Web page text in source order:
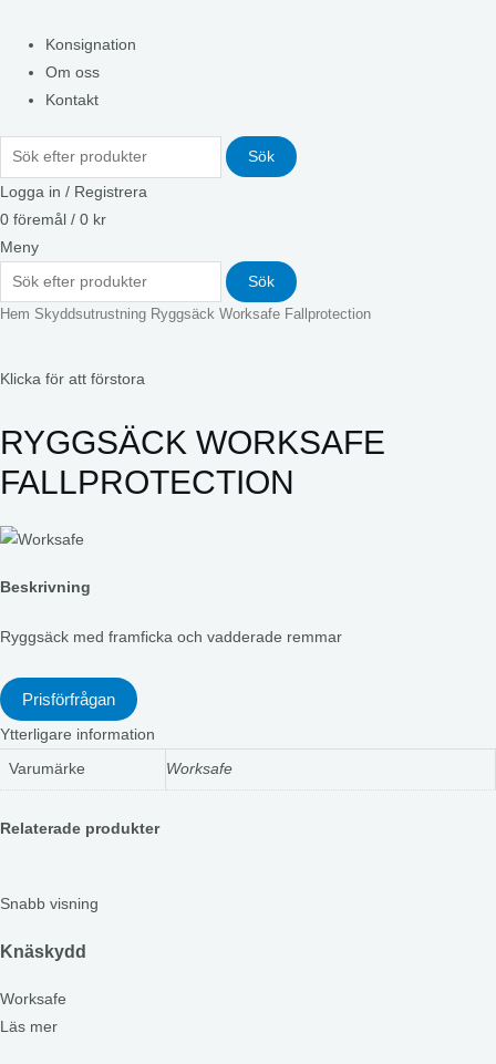
Konsignation
Om oss
Kontakt
Sök
Logga in / Registrera
0 föremål / 0 kr
Meny
Sök
Hem Skyddsutrustning Ryggsäck Worksafe Fallprotection
Klicka för att förstora
RYGGSÄCK WORKSAFE
FALLPROTECTION
Beskrivning
Ryggsäck med framficka och vadderade remmar
Prisförfrågan
Ytterligare information
Varumärke Worksafe
Relaterade produkter
Snabb visning
Knäskydd
Worksafe
Läs mer